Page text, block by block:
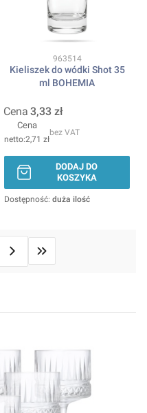
Kod produktu
963514
Kieliszek do wódki Shot 35
ml BOHEMIA
Cena 3,33 zł
Cena
2,71 zł
bez VAT
DODAJ DO
KOSZYKA
Dostępność: duża ilość
Przejdź do ostatniej